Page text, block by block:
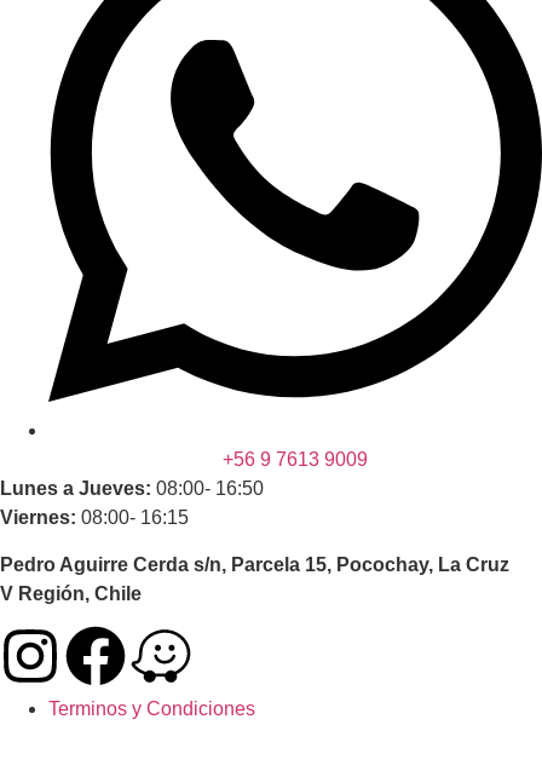
+56 9 7613 9009
Lunes a Jueves: 08:00- 16:50
Viernes: 08:00- 16:15
Pedro Aguirre Cerda s/n, Parcela 15, Pocochay, La Cruz
V Región, Chile
Terminos y Condiciones